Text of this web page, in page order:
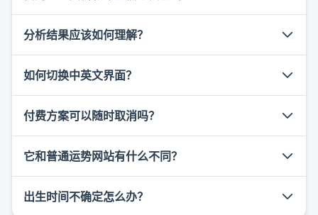
我们按最小必要原则处理资料，出生信息和账号信息
主要用于生成命盘、维护账户、完成支付状态校验和
保障服务安全。我们不会出售您的个人资料。
分析结果应该如何理解？
分析结果提供的是一种基于八字框架的趋势参考，适
合用于自我观察、节奏规划和关系复盘。它不构成医
疗、法律、投资或其他专业建议，也不应替代现实判
如何切换中英文界面？
您可以使用页面底部的语言切换链接，也可以通过网
址参数切换语言。切换后，界面、报告标题和主要断
语会按对应语言显示。
付费方案可以随时取消吗？
可以。您可以在账户相关页面管理方案。取消后，当
前已支付周期内的服务仍可继续使用，到期后按系统
规则回到对应权限。
它和普通运势网站有什么不同？
口袋大师更重视可追溯的命盘结构：五行、十神、天
出生时间不确定怎么办？